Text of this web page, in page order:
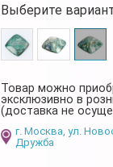
Выберите
Товар можно
эксклюзивно в
(доставка не
г. Москва, ул.
Дружба